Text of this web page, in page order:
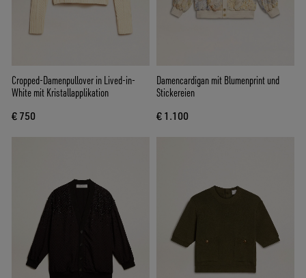
Cropped-Damenpullover in Lived-in-
White mit Kristallapplikation
€ 750
Damencardigan mit Blumenprint und
Stickereien
€ 1.100